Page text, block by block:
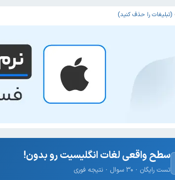
(تبلیغات را حذف کنید)
سطح واقعی لغات انگلیسیت رو بدون!
تست رایگان · ۳۰ سوال · نتیجه فوری